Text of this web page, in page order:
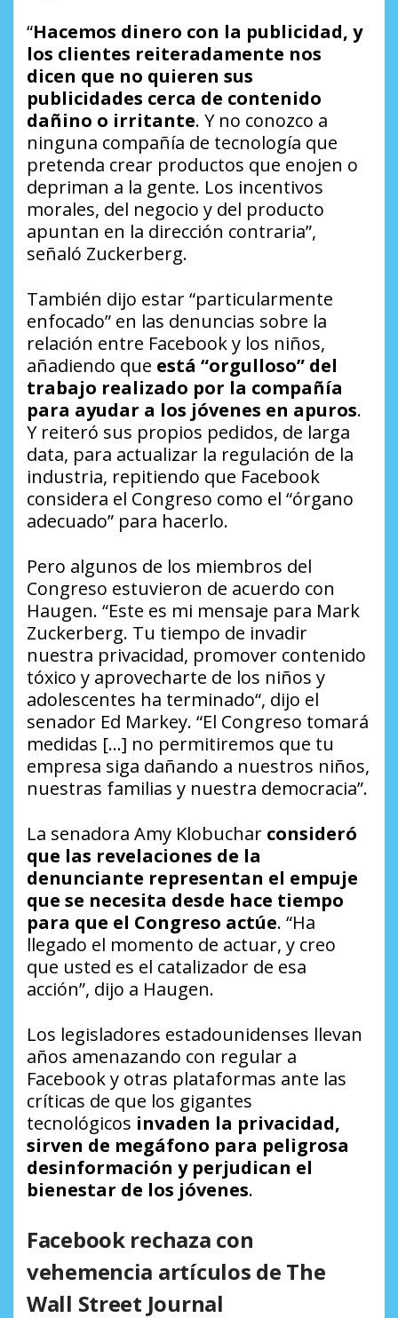
“Hacemos dinero con la publicidad, y
los clientes reiteradamente nos
dicen que no quieren sus
publicidades cerca de contenido
dañino o irritante. Y no conozco a
ninguna compañía de tecnología que
pretenda crear productos que enojen o
depriman a la gente. Los incentivos
morales, del negocio y del producto
apuntan en la dirección contraria”,
señaló Zuckerberg.
También dijo estar “particularmente
enfocado” en las denuncias sobre la
relación entre Facebook y los niños,
añadiendo que está “orgulloso” del
trabajo realizado por la compañía
para ayudar a los jóvenes en apuros.
Y reiteró sus propios pedidos, de larga
data, para actualizar la regulación de la
industria, repitiendo que Facebook
considera el Congreso como el “órgano
adecuado” para hacerlo.
Pero algunos de los miembros del
Congreso estuvieron de acuerdo con
Haugen. “Este es mi mensaje para Mark
Zuckerberg. Tu tiempo de invadir
nuestra privacidad, promover contenido
tóxico y aprovecharte de los niños y
adolescentes ha terminado“, dijo el
senador Ed Markey. “El Congreso tomará
medidas […] no permitiremos que tu
empresa siga dañando a nuestros niños,
nuestras familias y nuestra democracia”.
La senadora Amy Klobuchar consideró
que las revelaciones de la
denunciante representan el empuje
que se necesita desde hace tiempo
para que el Congreso actúe. “Ha
llegado el momento de actuar, y creo
que usted es el catalizador de esa
acción”, dijo a Haugen.
Los legisladores estadounidenses llevan
años amenazando con regular a
Facebook y otras plataformas ante las
críticas de que los gigantes
tecnológicos invaden la privacidad,
sirven de megáfono para peligrosa
desinformación y perjudican el
bienestar de los jóvenes.
Facebook rechaza con
vehemencia artículos de The
Wall Street Journal